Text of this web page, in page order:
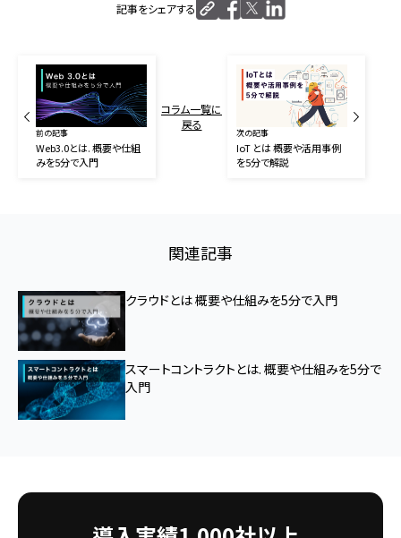
記事をシェアする
前の記事
Web3.0とは. 概要や仕組
みを5分で入門
コラム一覧に
戻る
次の記事
IoT とは 概要や活用事例
を5分で解説
関連記事
クラウドとは 概要や仕組みを5分で入門
スマートコントラクトとは. 概要や仕組みを5分で
入門